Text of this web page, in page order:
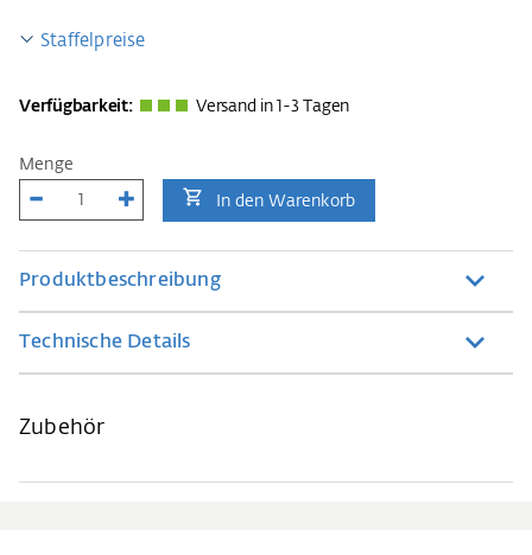
Staffelpreise
Verfügbarkeit: Versand in 1-3 Tagen
Menge
In den Warenkorb
Produktbeschreibung
Technische Details
Zubehör